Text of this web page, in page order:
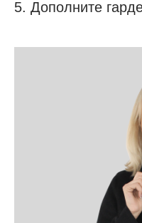
5. Дополните